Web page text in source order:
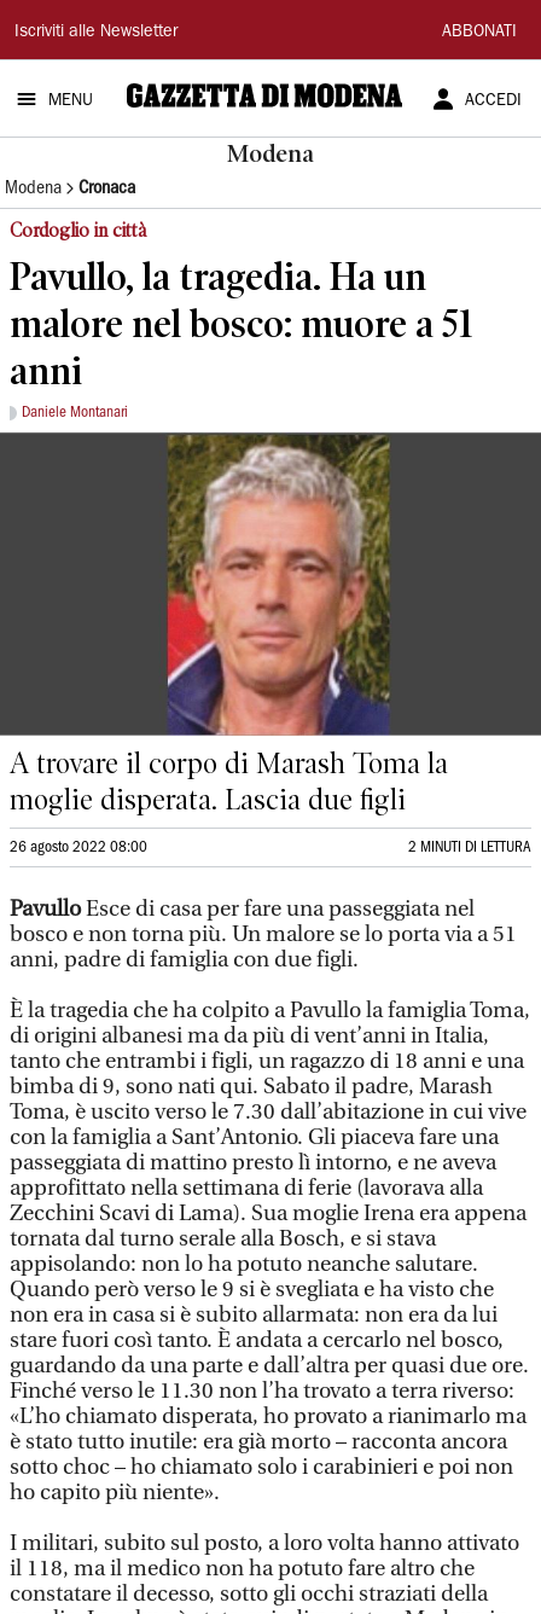
Gazzetta
di
Modena
Iscriviti alle Newsletter ABBONATI
MENU ACCEDI
Modena
Modena Cronaca
Cordoglio in città
Pavullo, la tragedia. Ha un
malore nel bosco: muore a 51
anni
Daniele Montanari
A trovare il corpo di Marash Toma la
moglie disperata. Lascia due figli
26 agosto 2022 08:00 2 MINUTI DI LETTURA
PavulloEsce di casa per fare una passeggiata nel
bosco e non torna più. Un malore se lo porta via a 51
anni, padre di famiglia con due figli.
È la tragedia che ha colpito a Pavullo la famiglia Toma,
di origini albanesi ma da più di vent’anni in Italia,
tanto che entrambi i figli, un ragazzo di 18 anni e una
bimba di 9, sono nati qui. Sabato il padre, Marash
Toma, è uscito verso le 7.30 dall’abitazione in cui vive
con la famiglia a Sant’Antonio. Gli piaceva fare una
passeggiata di mattino presto lì intorno, e ne aveva
approfittato nella settimana di ferie (lavorava alla
Zecchini Scavi di Lama). Sua moglie Irena era appena
tornata dal turno serale alla Bosch, e si stava
appisolando: non lo ha potuto neanche salutare.
Quando però verso le 9 si è svegliata e ha visto che
non era in casa si è subito allarmata: non era da lui
stare fuori così tanto. È andata a cercarlo nel bosco,
guardando da una parte e dall’altra per quasi due ore.
Finché verso le 11.30 non l’ha trovato a terra riverso:
«L’ho chiamato disperata, ho provato a rianimarlo ma
è stato tutto inutile: era già morto – racconta ancora
sotto choc – ho chiamato solo i carabinieri e poi non
ho capito più niente».
I militari, subito sul posto, a loro volta hanno attivato
il 118, ma il medico non ha potuto fare altro che
constatare il decesso, sotto gli occhi straziati della